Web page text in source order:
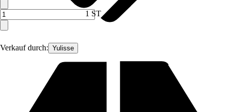
Verkauf durch: Yulisse
1 ST